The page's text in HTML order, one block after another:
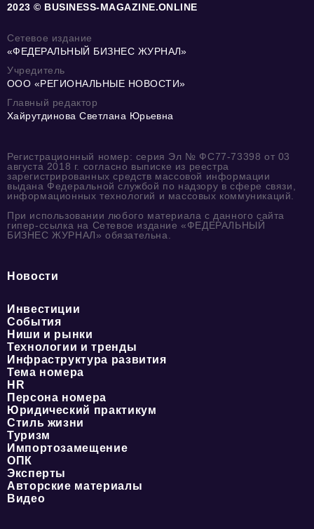
2023 © BUSINESS-MAGAZINE.ONLINE
Сетевое издание
«ФЕДЕРАЛЬНЫЙ БИЗНЕС ЖУРНАЛ»
Учредитель
ООО «РЕГИОНАЛЬНЫЕ НОВОСТИ»
Главный редактор
Хайрутдинова Светлана Юрьевна
Регистрационный номер: серия Эл № ФС77-73398 от 03
августа 2018 г. согласно выписке из реестра
зарегистрированных средств массовой информации
выдана Федеральной службой по надзору в сфере связи,
информационных технологий и массовых коммуникаций.
При использовании любого материала с данного сайта
гипер-ссылка на Сетевое издание «ФЕДЕРАЛЬНЫЙ
БИЗНЕС ЖУРНАЛ» обязательна.
Новости
Инвестиции
События
Ниши и рынки
Технологии и тренды
Инфраструктура развития
Тема номера
HR
Персона номера
Юридический практикум
Стиль жизни
Туризм
Импортозамещение
ОПК
Эксперты
Авторские материалы
Видео